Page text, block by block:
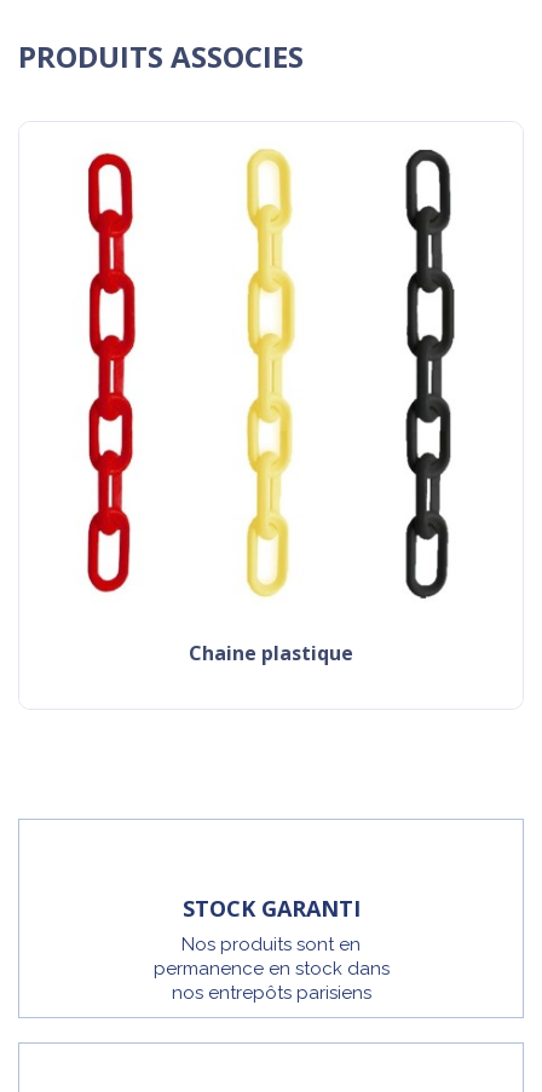
PRODUITS ASSOCIES
chaine plastique
STOCK GARANTI
Nos produits sont en
permanence en stock dans
nos entrepôts parisiens